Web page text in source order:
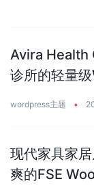
Avira Health
诊所的轻量
wordpress主题 •
现代家具家
爽的FSE